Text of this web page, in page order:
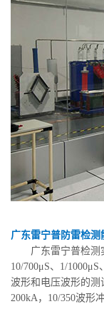
广东雷宁普防雷检测
广东雷宁普检测
10/700μS、1/
波形和电压波形的测
200kA，10/350波形